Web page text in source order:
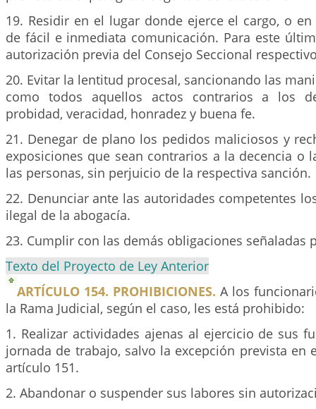
19. Residir en el lugar donde ejerce el cargo, o
de fácil e inmediata comunicación. Para este
autorización previa del Consejo Seccional
20. Evitar la lentitud procesal, sancionando las
como todos aquellos actos contrarios a los
probidad, veracidad, honradez y buena fe.
21. Denegar de plano los pedidos maliciosos y
exposiciones que sean contrarios a la decencia o
las personas, sin perjuicio de la respectiva sanción.
22. Denunciar ante las autoridades competentes
ilegal de la abogacía.
23. Cumplir con las demás obligaciones señaladas
Texto del Proyecto de Ley Anterior
ARTÍCULO 154. PROHIBICIONES. A los
la Rama Judicial, según el caso, les está prohibido:
1. Realizar actividades ajenas al ejercicio de sus
jornada de trabajo, salvo la excepción prevista en
artículo 151.
2. Abandonar o suspender sus labores sin